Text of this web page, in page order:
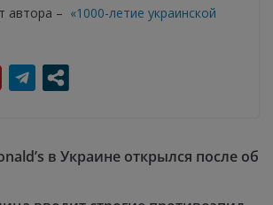
автора – «1000-летие украинской
в Украине открылся после об